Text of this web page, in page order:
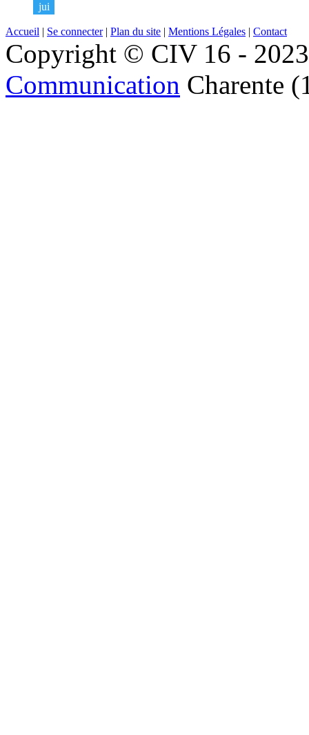
jui
Accueil | Se connecter| Plan du site | Mentions Légales | Contact
Copyright © CIV 16 -
Communication Charente